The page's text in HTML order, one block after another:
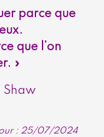
parce que
que l’on
»
Shaw
: 25/07/2024